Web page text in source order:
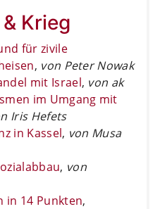
Krieg
für zivile
, von Peter Nowak
mit Israel, von ak
im Umgang mit
Iris Hefets
in Kassel, von Musa
, von
in 14 Punkten,